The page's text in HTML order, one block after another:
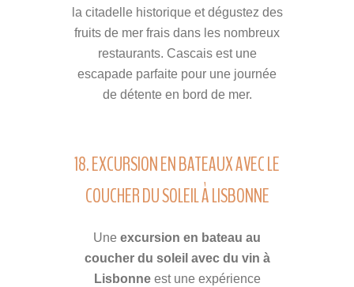
la citadelle historique et dégustez des
fruits de mer frais dans les nombreux
restaurants. Cascais est une
escapade parfaite pour une journée
de détente en bord de mer.
18. EXCURSION EN BATEAUX AVEC LE
COUCHER DU SOLEIL À LISBONNE
Une excursion en bateau au
coucher du soleil avec du vin à
Lisbonneest une expérience